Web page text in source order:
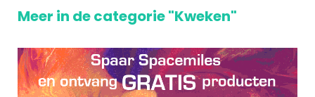
Meer in de categorie "Kweken"